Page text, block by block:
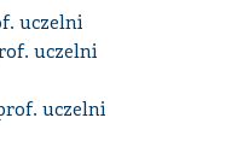
uczelni
uczelni
uczelni